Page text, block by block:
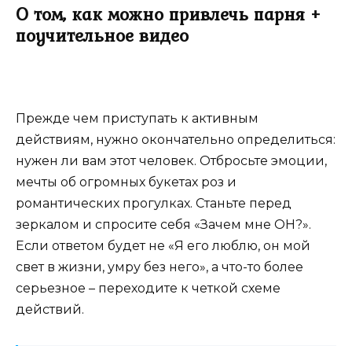
О том, как можно привлечь парня +
поучительное видео
Прежде чем приступать к активным
действиям, нужно окончательно определиться:
нужен ли вам этот человек. Отбросьте эмоции,
мечты об огромных букетах роз и
романтических прогулках. Станьте перед
зеркалом и спросите себя «Зачем мне ОН?».
Если ответом будет не «Я его люблю, он мой
свет в жизни, умру без него», а что-то более
серьезное – переходите к четкой схеме
действий.